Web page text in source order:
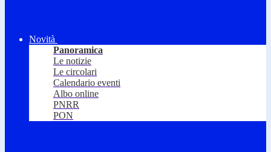
Novità
Panoramica
Le notizie
Le circolari
Calendario eventi
Albo online
PNRR
PON